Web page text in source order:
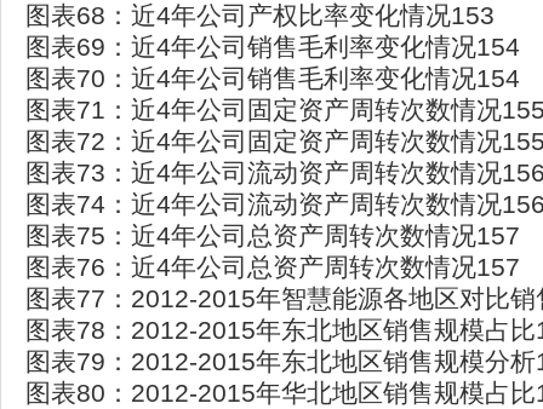
图表68：近4年公司产权比率变化情况153
图表69：近4年公司销售毛利率变化情况154
图表70：近4年公司销售毛利率变化情况154
图表71：近4年公司固定资产周转次数情况
图表72：近4年公司固定资产周转次数情况
图表73：近4年公司流动资产周转次数情况
图表74：近4年公司流动资产周转次数情况
图表75：近4年公司总资产周转次数情况157
图表76：近4年公司总资产周转次数情况157
图表77：2012-2015年智慧能源各地区对比
图表78：2012-2015年东北地区销售规模占比
图表79：2012-2015年东北地区销售规模分析
图表80：2012-2015年华北地区销售规模占比